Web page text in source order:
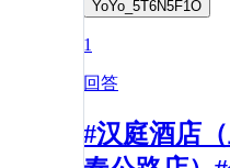
YoYo_5T6N5F1O
1
回答
#汉庭酒店